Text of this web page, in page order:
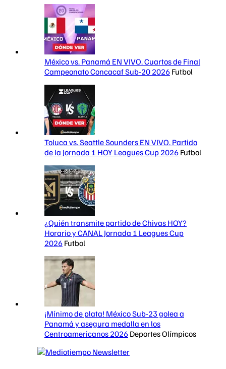
México vs. Panamá EN VIVO. Cuartos de Final
Campeonato Concacaf Sub-20 2026 Futbol
Toluca vs. Seattle Sounders EN VIVO. Partido
de la Jornada 1 HOY Leagues Cup 2026 Futbol
¿Quién transmite partido de Chivas HOY?
Horario y CANAL Jornada 1 Leagues Cup
2026 Futbol
¡Mínimo de plata! México Sub-23 golea a
Panamá y asegura medalla en los
Centroamericanos 2026 Deportes Olímpicos